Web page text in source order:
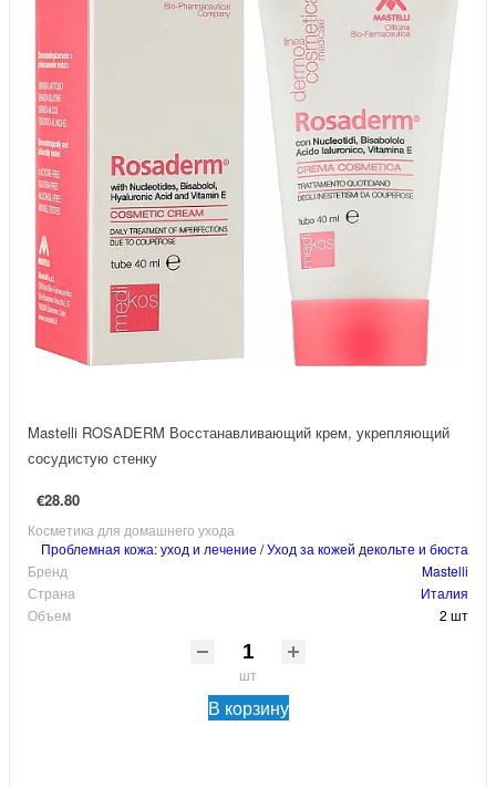
Mastelli ROSADERM Восстанавливающий крем, укрепляющий
сосудистую стенку
€28.80
Косметика для домашнего ухода
Проблемная кожа: уход и лечение /Уход за кожей декольте и бюста
Бренд
Mastelli
Страна
Италия
Объем
2 шт
шт
В корзину